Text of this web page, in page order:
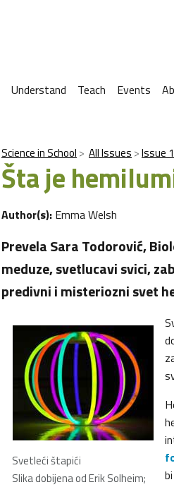
Understand Teach Events
Science in School All Issues Issue
Šta je
Author(s): Emma Welsh
Prevela Sara Todorović,
meduze, svetlucavi svici,
predivni i misteriozni svet
Svetleći štapići
Slika dobijena od Erik Solheim;